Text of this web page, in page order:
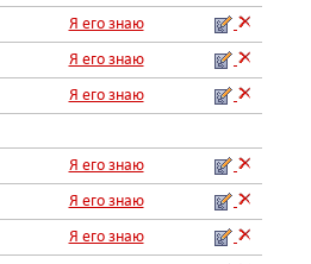
Я его знаю
Я его знаю
Я его знаю
Я его знаю
Я его знаю
Я его знаю